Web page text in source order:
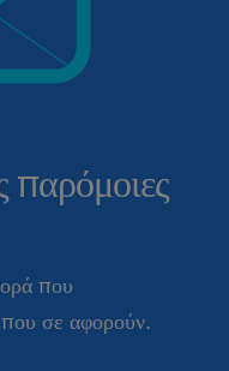
παρόμοιες
που
που σε αφορούν.